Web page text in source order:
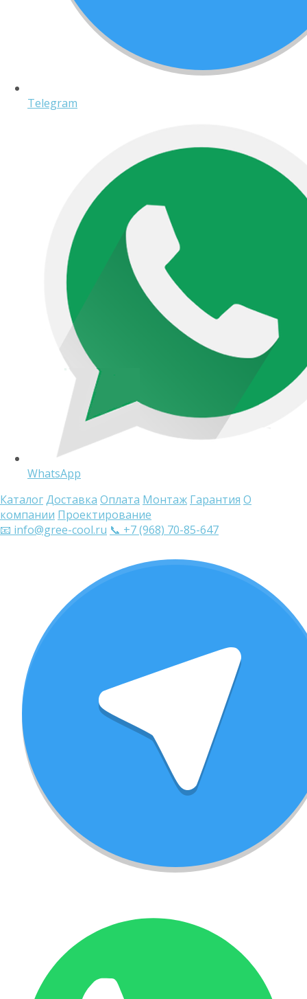
Telegram
WhatsApp
КаталогДоставка Оплата Монтаж Гарантия О
компании Проектирование
📧 info@gree-cool.ru 📞 +7 (968) 70-85-647